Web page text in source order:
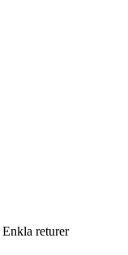
Enkla returer